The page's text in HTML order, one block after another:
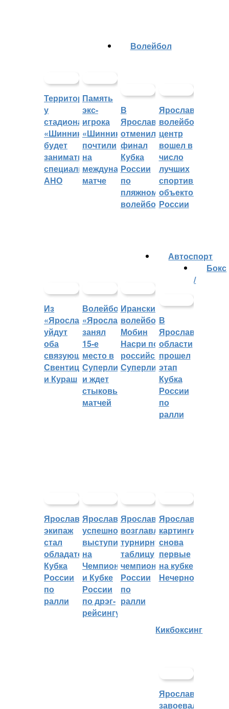
Территорией
у
стадиона
«Шинник»
будет
заниматься
специальное
АНО
Память
экс-
игрока
«Шинника»
почтили
на
международном
матче
Волейбол
В
Ярославле
отменили
финал
Кубка
России
по
пляжному
волейболу
Ярославский
волейбольный
центр
вошел в
число
лучших
спортивных
объектов
России
Из
«Ярославича»
уйдут
оба
связующих:
Свентицкис
и Кураш
Волейбольный
«Ярославич»
занял
15-е
место в
Суперлиге
и ждет
стыковых
матчей
Иранский
волейболист
Мобин
Насри покинет
российскую
Суперлигу
Автоспорт
В
Ярославской
области
прошел
этап
Кубка
России
по
ралли
Ярославский
экипаж
стал
обладателем
Кубка
России
по
ралли
Ярославцы
успешно
выступили
на
Чемпионате
и Кубке
России
по дрэг-
рейсингу
Ярославцы
возглавляют
турнирную
таблицу
чемпионата
России
по
ралли
Ярославские
картингисты
снова
первые
на кубке
Нечерноземья
Бокс
/
Кикбоксинг
Ярославцы
завоевали